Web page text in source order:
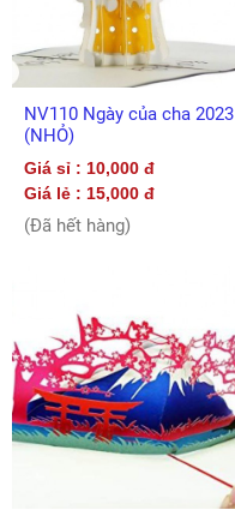
NV110 Ngày của cha 2023
(NHỎ)
Giá sỉ : 10,000 đ
Giá lẻ : 15,000 đ
(Đã hết hàng)